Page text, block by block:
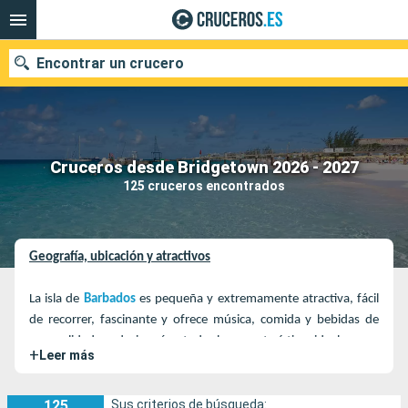
Cruceros desde Bridgetown 2026 - 2027
125 cruceros encontrados
Encontrar un crucero
Nuestros destinos
Fecha de salida
Puertos
Buscar
Geografía, ubicación y atractivos
La isla de Barbadoses pequeña y extremamente atractiva, fácil
de recorrer, fascinante y ofrece música, comida y bebidas de
gran calidad, es decir, reúne todas las características ideales para
hacer que la estancia en ella resulte memorable y muy
que se extienden entre Florida (USA) y Venezuela, Barbados es
+ Leer más
Sus criterios de búsqueda: